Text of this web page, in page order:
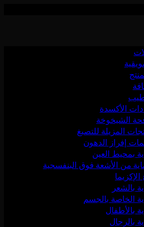
الأكسدة
الشيخوخة
المزيلة للتصبغ
إفراز الدهون
بمحيط العين
من الأشعة فوق البنفسجية
بالشعر
الخاصة بالجسم
بالأطفال
بالرجال